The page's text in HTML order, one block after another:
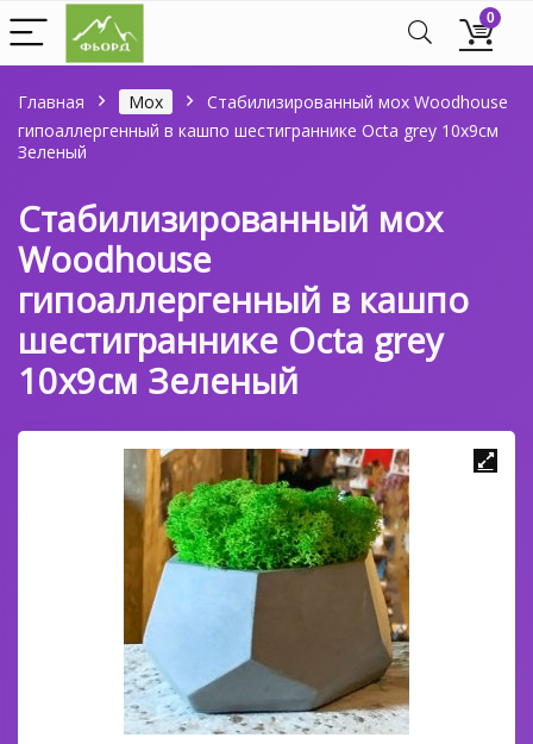
0
Главная Мох
Стабилизированный мох Woodhouse
гипоаллергенный в кашпо шестиграннике Octa grey 10х9см
Зеленый
Стабилизированный мох
Woodhouse
гипоаллергенный в кашпо
шестиграннике Octa grey
10х9см Зеленый